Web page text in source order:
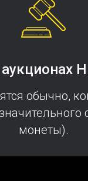
аукционах
обычно,
монеты).